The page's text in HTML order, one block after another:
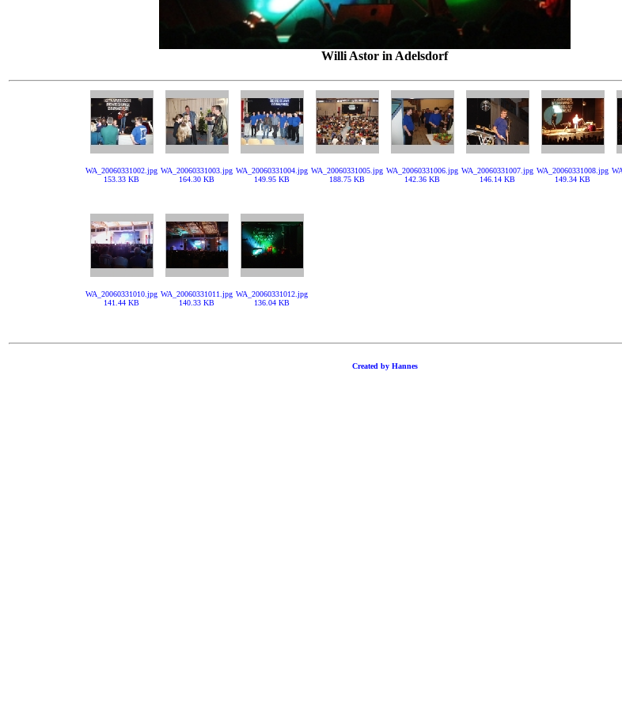
Willi Astor in Adelsdorf
WA_20060331002.jpg
153.33 KB
WA_20060331003.jpg
164.30 KB
WA_20060331004.jpg
149.95 KB
WA_20060331005.jpg
188.75 KB
WA_20060331006.jpg
142.36 KB
WA_20060331007.jpg
146.14 KB
WA_20060331008.jpg
149.34 KB
WA_20060331010.jpg
141.44 KB
WA_20060331011.jpg
140.33 KB
WA_20060331012.jpg
136.04 KB
Created by Hannes